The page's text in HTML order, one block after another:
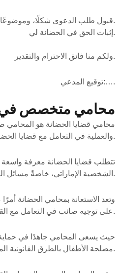
قبول طلب الدعوى شكلًا، وموضوعًا.
إثبات الحق في الحضانة لي.
ولكم منا فائق الاحترام والتقدير.
توقيع المدعي:….
محامي متخصص في
محامي قضايا الحضانة هو المحامي
والعملية في التعامل مع قضايا الحضانة المختلفة.
تتطلب قضايا الحضانة معرفة واسعة
الشخصية الإماراتي، خاصةً مسائل الحضانة.
وتعد الاستعانة بمحامي الحضانة
على توجيه صائب في التعامل مع القضية.
حيث يسعى المحامي جاهدًا في
مصلحة الأطفال بالطرق القانونية المشروعة.